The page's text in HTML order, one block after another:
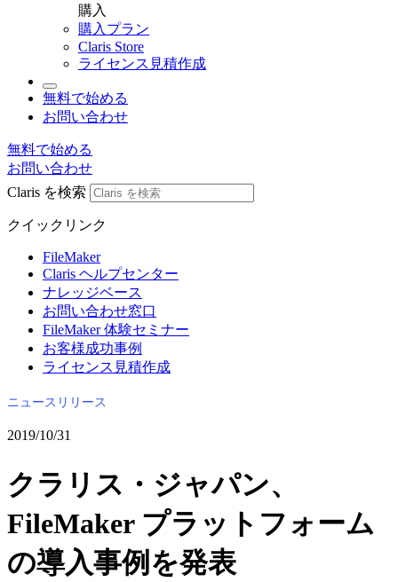
購入
購入プラン
Claris Store
ライセンス見積作成
無料で始める
お問い合わせ
無料で始める
お問い合わせ
Claris を検索
クイックリンク
FileMaker
Claris ヘルプセンター
ナレッジベース
お問い合わせ窓口
FileMaker 体験セミナー
お客様成功事例
ライセンス見積作成
ニュースリリース
2019/10/31
クラリス・ジャパン、
FileMaker プラットフォーム
の導入事例を発表